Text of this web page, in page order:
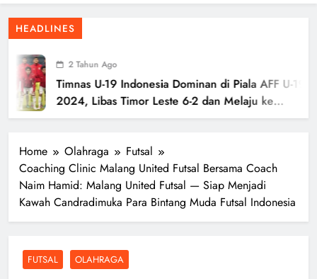
2026, Siap Tatap Putaran Provinsi
HEADLINES
2 Tahun Ago
Timnas U-19 Indonesia Dominan di Piala AFF U-19
2024, Libas Timor Leste 6-2 dan Melaju ke
Semifinal
Home Olahraga
Futsal
Coaching Clinic Malang United Futsal Bersama Coach
Naim Hamid: Malang United Futsal — Siap Menjadi
Kawah Candradimuka Para Bintang Muda Futsal Indonesia
FUTSAL OLAHRAGA